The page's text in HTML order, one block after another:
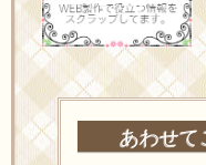
あわせて